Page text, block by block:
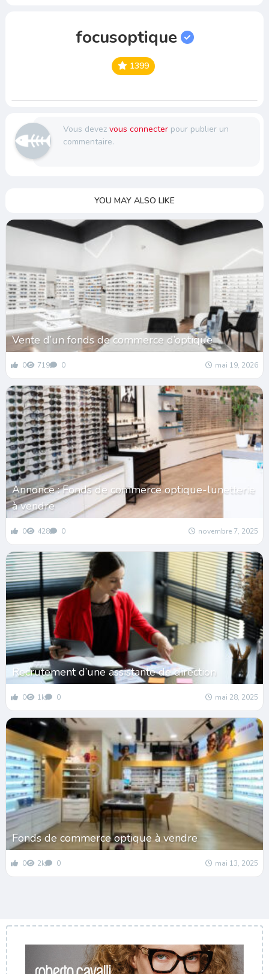
focusoptique
1399
Vous devez vous connecterpour publier un
commentaire.
YOU MAY ALSO LIKE
Vente d’un fonds de commerce d’optique
0 719 0 mai 19, 2026
Annonce : Fonds de commerce optique-lunetterie
à vendre
0 428 0 novembre 7, 2025
Recrutement d’une assistante de direction
0 1k 0 mai 28, 2025
Fonds de commerce optique à vendre
0 2k 0 mai 13, 2025